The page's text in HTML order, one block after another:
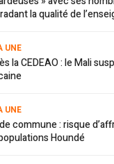
la qualité de
UNE
la CEDEAO : le Mali
UNE
commune : risque
Houndé